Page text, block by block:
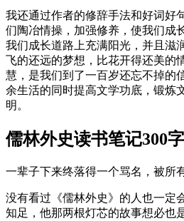
我还通过作者的修辞手法和好词好
们陶冶情操，加强修养，使我们成
我们成长道路上充满阳光，并且滋
飞的还远的梦想，比花开得还美的
慧，是我们到了一百岁还忘不掉的
余生活的同时提高文学功底，锻炼
明。
儒林外史读书笔记300
一辈子下来终落得一个骂名，被所
没有看过《儒林外史》的人也一定
知足，他那两根灯芯的故事想必也